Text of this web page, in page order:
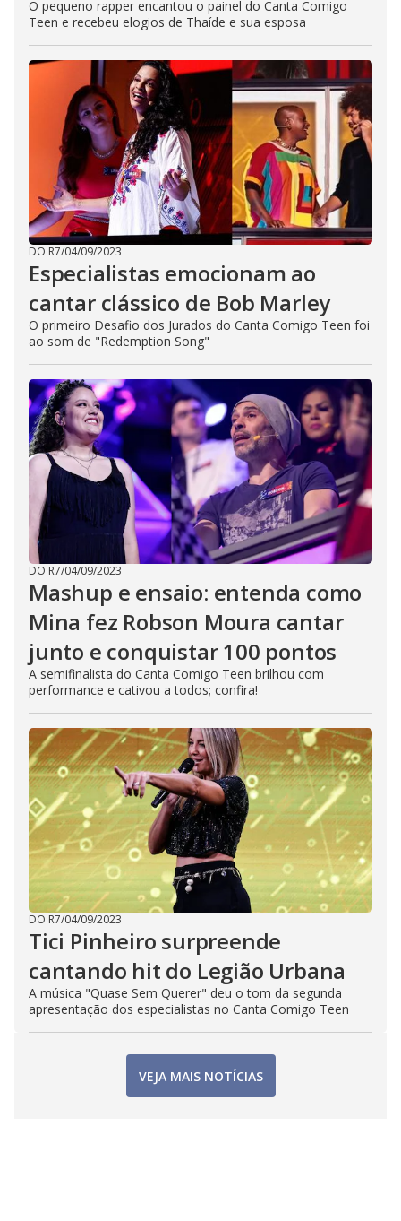
O pequeno rapper encantou o painel do Canta Comigo
Teen e recebeu elogios de Thaíde e sua esposa
DO R7/04/09/2023
Especialistas emocionam ao
cantar clássico de Bob Marley
O primeiro Desafio dos Jurados do Canta Comigo Teen foi
ao som de "Redemption Song"
DO R7/04/09/2023
Mashup e ensaio: entenda como
Mina fez Robson Moura cantar
junto e conquistar 100 pontos
A semifinalista do Canta Comigo Teen brilhou com
performance e cativou a todos; confira!
DO R7/04/09/2023
Tici Pinheiro surpreende
cantando hit do Legião Urbana
A música "Quase Sem Querer" deu o tom da segunda
apresentação dos especialistas no Canta Comigo Teen
VEJA MAIS NOTÍCIAS